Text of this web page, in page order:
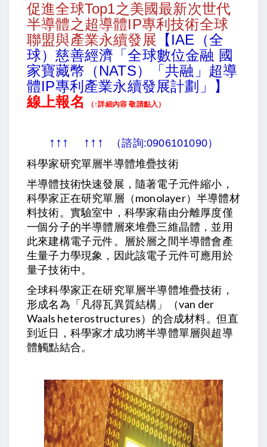
促進全球Top1之美國最新次世代
半導體之超導體IP專利技術全球
聯盟與產業永續發展 【IAE（全
球）慈善經濟「全球數位金融 國
家寶藏幣（NATS）「共融」超導
體IP專利產業永續發展計劃」】
線上報名
（↑詳細內容 敬請點入）
↑↑↑ ↑↑↑ （諮詢:0906101090）
科學家研究單層半導體堆疊技術
半導體技術快速發展，隨著電子元件縮小，
科學家正在研究單層（monolayer）半導體材
料技術。實驗室中，科學家藉由分離厚度僅
一個分子的半導體層來堆疊三維晶體，並用
此來建構電子元件。層於層之間半導體會產
生量子力學現象，因此該電子元件可應用於
量子技術中。
全球科學家正在研究單層半導體堆疊技術，
形成名為「凡得瓦異質結構」（van der
Waals heterostructures）的合成材料。但直
到近日，科學家才成功將半導體單層與超導
體觸點結合。